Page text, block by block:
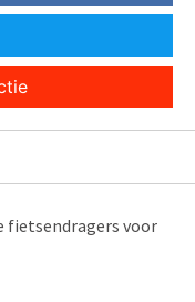
fietsendragers voor